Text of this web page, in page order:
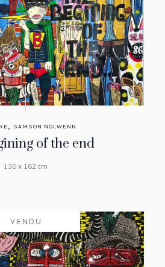
, SAMSON NOLWENN
of the end
130 x 162 cm
VENDU